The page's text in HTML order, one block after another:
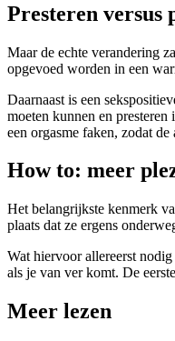
Presteren versus
Maar de echte verandering
opgevoed worden in een
Daarnaast is een
moeten kunnen en
een orgasme faken, zodat
How to: meer
Het belangrijkste kenmerk
plaats dat ze ergens
Wat hiervoor allereerst
als je van ver komt. De
Meer lezen